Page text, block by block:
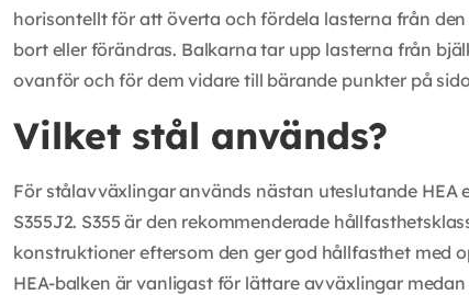
horisontellt för att överta och fördela lasterna från
bort eller förändras. Balkarna tar upp lasterna från
ovanför och för dem vidare till bärande punkter på
Vilket stål används?
För stålavväxlingar används nästan uteslutande HEA
S355J2. S355 är den rekommenderade
konstruktioner eftersom den ger god hållfasthet med
HEA-balken är vanligast för lättare avväxlingar